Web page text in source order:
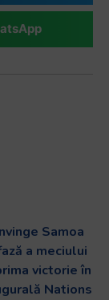
Samoa
a meciului
victorie în
Nations